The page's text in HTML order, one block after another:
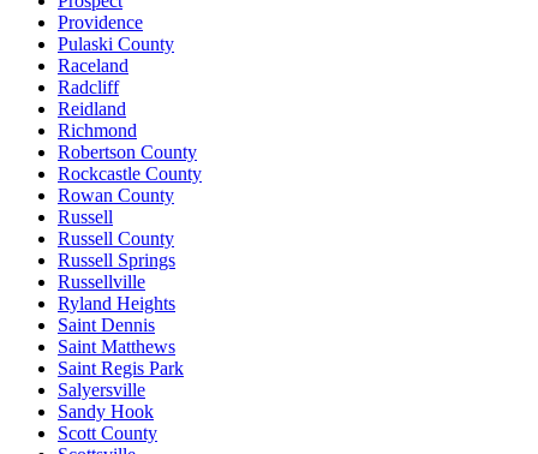
Providence
Pulaski County
Raceland
Radcliff
Reidland
Richmond
Robertson County
Rockcastle County
Rowan County
Russell
Russell County
Russell Springs
Russellville
Ryland Heights
Saint Dennis
Saint Matthews
Saint Regis Park
Salyersville
Sandy Hook
Scott County